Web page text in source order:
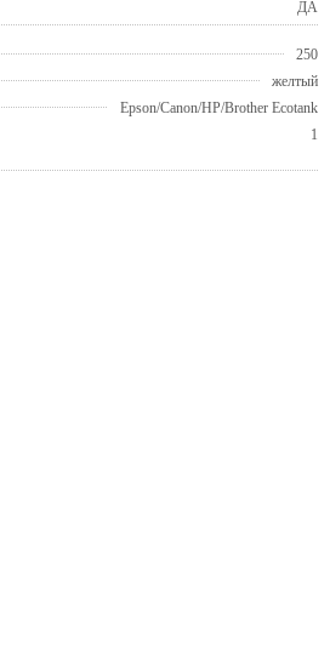
ДА
250
желтый
Epson/Canon/HP/Brother Ecotank
1